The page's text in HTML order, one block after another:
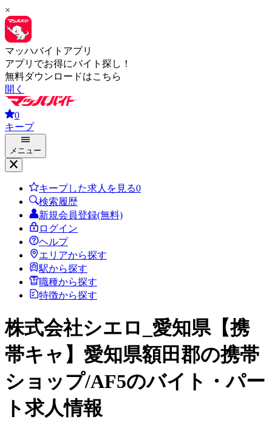
×
マッハバイトアプリ
アプリでお得にバイト探し！
無料ダウンロードはこちら
開く
0
キープ
メニュー
キープした求人を見る0
検索履歴
新規会員登録(無料)
ログイン
ヘルプ
エリアから探す
駅から探す
職種から探す
特徴から探す
株式会社シエロ_愛知県【携
帯キャ】愛知県額田郡の携帯
ショップ/AF5のバイト・パー
ト求人情報